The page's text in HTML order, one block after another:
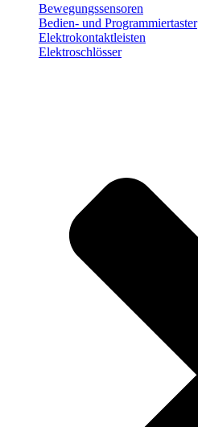
Bewegungssensoren
Bedien- und Programmiertaster
Elektrokontaktleisten
Elektroschlösser